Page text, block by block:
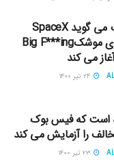
ایلان ماسک می گوید SpaceX
اکنون کار روی موشکBig F***ing
۲۴ تیر ۱۴۰۰
است که فیس بوک
را آزمایش می کند
۲۳ تیر ۱۴۰۰